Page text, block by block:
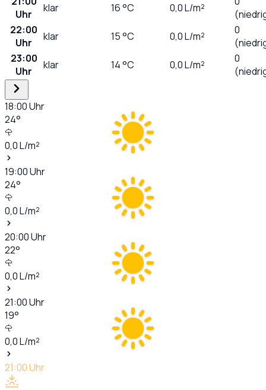
Uhr
klar 16°C 0,0L/m²
22:00
Uhr
klar 15°C 0,0L/m²
0
23:00
Uhr
klar 14°C 0,0L/m²
0
18:00Uhr
24°
0,0L/m²
19:00Uhr
24°
0,0L/m²
20:00Uhr
22°
0,0L/m²
21:00Uhr
19°
0,0L/m²
21:00Uhr